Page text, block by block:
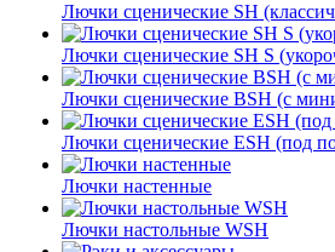
Лючки сценические SH
Лючки сценические SH S
Лючки сценические BSH (с
Лючки сценические ESH (под
Лючки настенные
Лючки настольные WSH